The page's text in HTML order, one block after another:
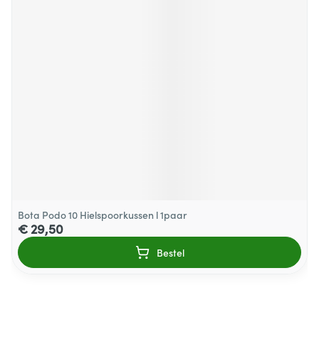
Bota Podo 10 Hielspoorkussen l 1paar
€ 29,50
Bestel